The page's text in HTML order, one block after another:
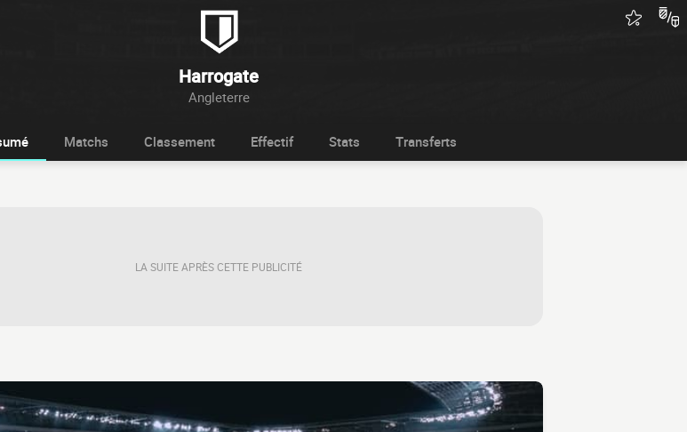
Harrogate
Angleterre
Matchs Classement Effectif Stats Transferts
LA SUITE APRÈS CETTE PUBLICITÉ